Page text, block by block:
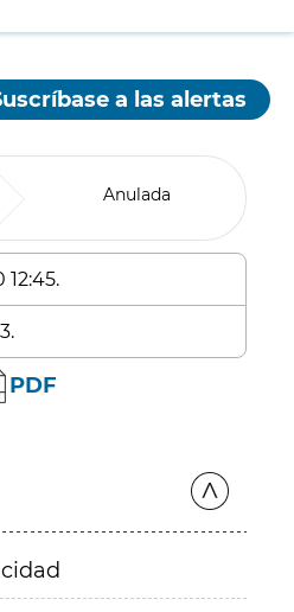
a las alertas
Anulada
PDF